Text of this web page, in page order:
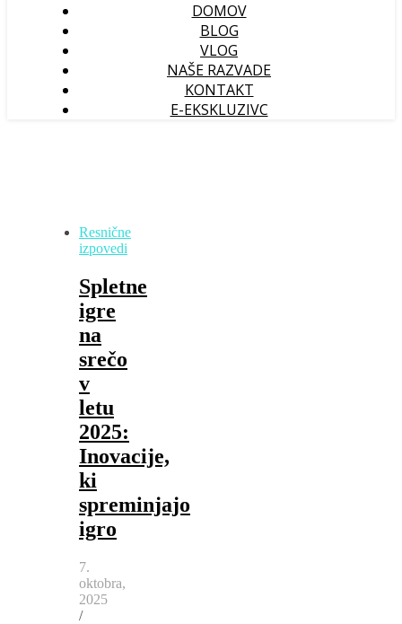
DOMOV
BLOG
VLOG
NAŠE RAZVADE
KONTAKT
E-EKSKLUZIVC
Resnične
izpovedi
Spletne
igre
na
srečo
v
letu
2025:
Inovacije,
ki
spreminjajo
igro
7.
oktobra,
2025
/